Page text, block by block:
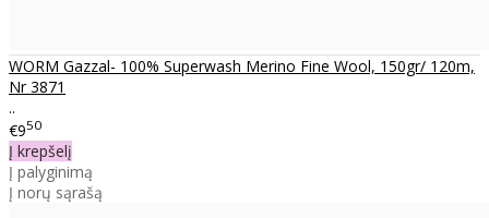
WORM Gazzal- 100% Superwash Merino Fine Wool, 150gr/ 120m,
Nr 3871
..
€950
Į krepšelį
Į palyginimą
Į norų sąrašą